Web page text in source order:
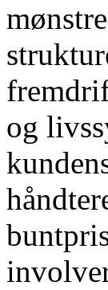
og